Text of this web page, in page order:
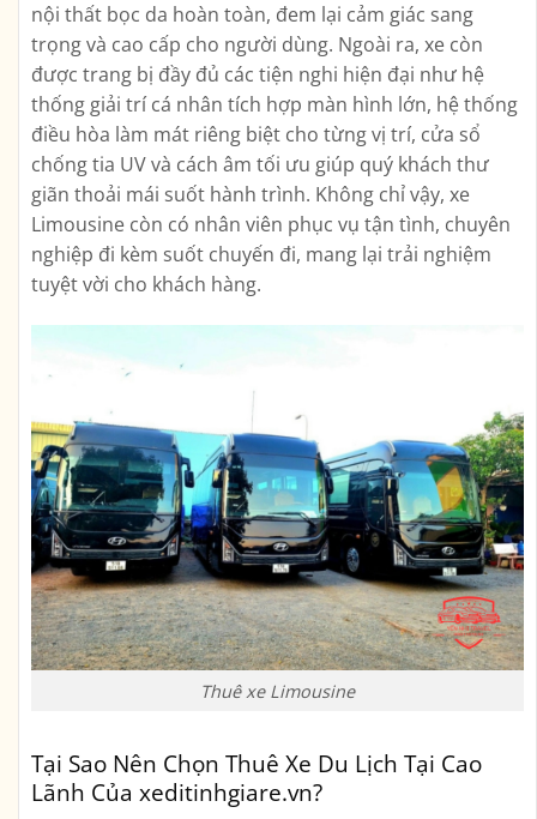
nội thất bọc da hoàn toàn, đem lại cảm giác sang
trọng và cao cấp cho người dùng. Ngoài ra, xe còn
được trang bị đầy đủ các tiện nghi hiện đại như hệ
thống giải trí cá nhân tích hợp màn hình lớn, hệ thống
điều hòa làm mát riêng biệt cho từng vị trí, cửa sổ
chống tia UV và cách âm tối ưu giúp quý khách thư
giãn thoải mái suốt hành trình. Không chỉ vậy, xe
Limousine còn có nhân viên phục vụ tận tình, chuyên
nghiệp đi kèm suốt chuyến đi, mang lại trải nghiệm
tuyệt vời cho khách hàng.
Thuê xe Limousine
Tại Sao Nên Chọn Thuê Xe Du Lịch Tại Cao
Lãnh Của xeditinhgiare.vn?